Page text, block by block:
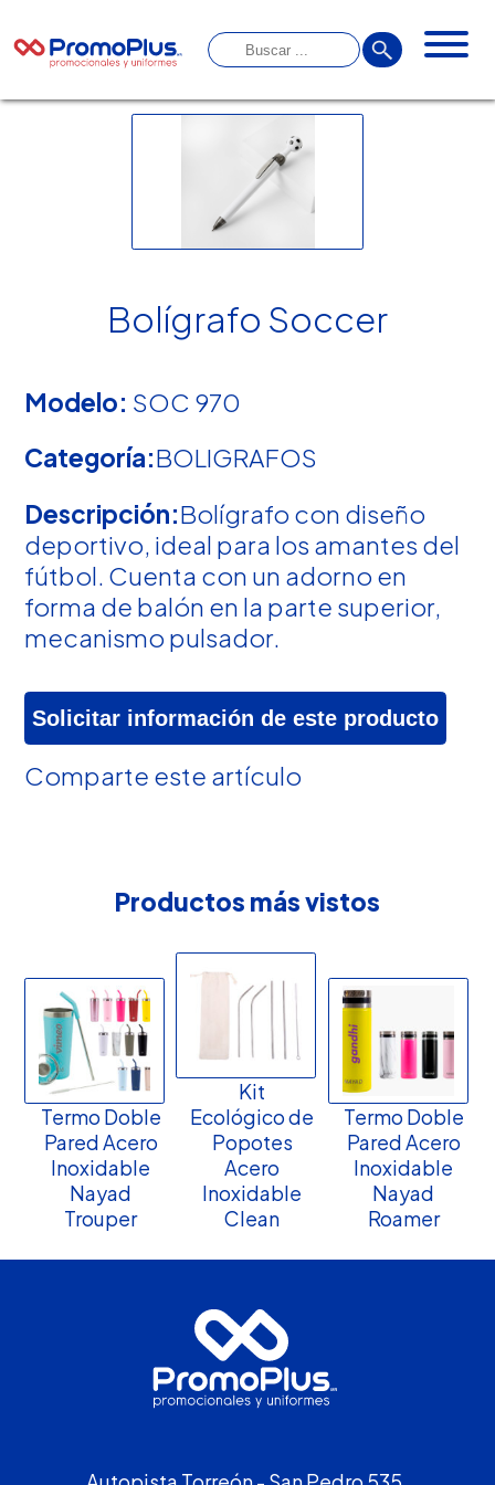
Bolígrafo Soccer
Modelo: SOC 970
Categoría:BOLIGRAFOS
Descripción:Bolígrafo con diseño
deportivo, ideal para los amantes del
fútbol. Cuenta con un adorno en
forma de balón en la parte superior,
mecanismo pulsador.
Solicitar información de este producto
Comparte este artículo
Productos más vistos
Termo Doble
Pared Acero
Inoxidable
Nayad
Trouper
Kit
Ecológico de
Popotes
Acero
Inoxidable
Clean
Termo Doble
Pared Acero
Inoxidable
Nayad
Roamer